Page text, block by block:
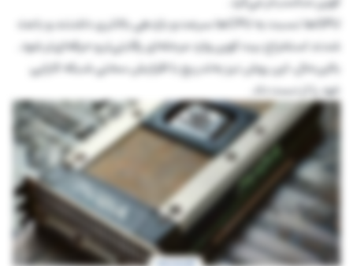
GPUها نسبت به CPUها سرعت و بازدهی بالاتری داشتند و باعث
شدند استخراج بیت کوین وارد مرحله‌ای رقابتی‌تر و حرفه‌ای‌تر شود.
بااین‌حال، این روش نیز به‌تدریج با افزایش سختی شبکه کارایی
خود را از دست داد.